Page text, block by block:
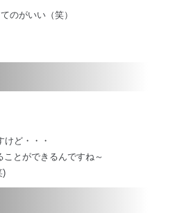
のがいい（笑）
ど・・・
とができるんですね～
)